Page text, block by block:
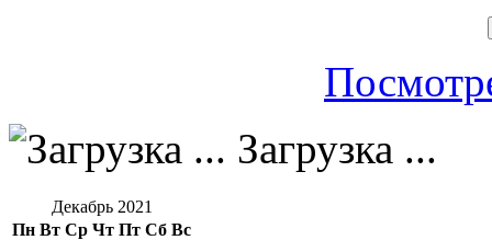
Загрузка ...
Декабрь 2021
Пн Вт Ср Чт Пт Сб Вс